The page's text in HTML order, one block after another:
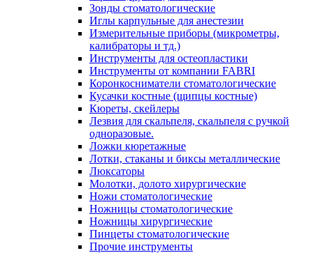
Зонды стоматологические
Иглы карпульные для анестезии
Измерительные приборы (микрометры,
калибраторы и тд.)
Инструменты для остеопластики
Инструменты от компании FABRI
Коронкосниматели стоматологические
Кусачки костные (щипцы костные)
Кюреты, скейлеры
Лезвия для скальпеля, скальпеля с ручкой
одноразовые.
Ложки кюретажные
Лотки, стаканы и биксы металлические
Люксаторы
Молотки, долото хирургические
Ножи стоматологические
Ножницы стоматологические
Ножницы хирургические
Пинцеты стоматологические
Прочие инструменты